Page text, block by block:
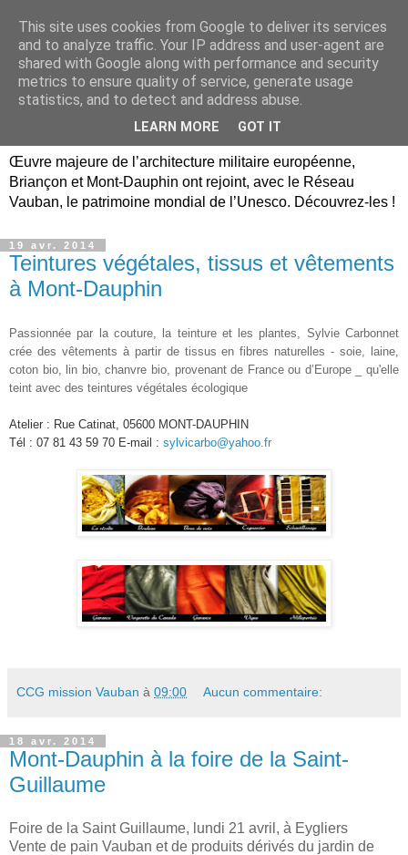
Briançon, Mont-Dauphin,
Vauban Unesco Hautes-
Œuvre majeure de l’architecture militaire européenne,
Briançon et Mont-Dauphin ont rejoint, avec le Réseau
Vauban, le patrimoine mondial de l’Unesco. Découvrez-les !
19 avr. 2014
Teintures végétales, tissus et vêtements
à Mont-Dauphin
Passionnée par la couture, la teinture et les plantes, Sylvie Carbonnet
crée des vêtements à partir de tissus en fibres naturelles - soie, laine,
coton bio, lin bio, chanvre bio, provenant de France ou d’Europe _ qu'elle
teint avec des teintures végétales écologique
Atelier : Rue Catinat, 05600 MONT-DAUPHIN
Tél : 07 81 43 59 70 E-mail : sylvicarbo@yahoo.fr
CCG mission Vauban à 09:00 Aucun commentaire:
18 avr. 2014
Mont-Dauphin à la foire de la Saint-
Guillaume
Foire de la Saint Guillaume, lundi 21 avril, à Eygliers
Vente de pain Vauban et de produits dérivés du jardin de
This site uses cookies from Google to deliver its services
and to analyze traffic. Your IP address and user-agent are
shared with Google along with performance and security
metrics to ensure quality of service, generate usage
statistics, and to detect and address abuse.
LEARN MORE GOT IT